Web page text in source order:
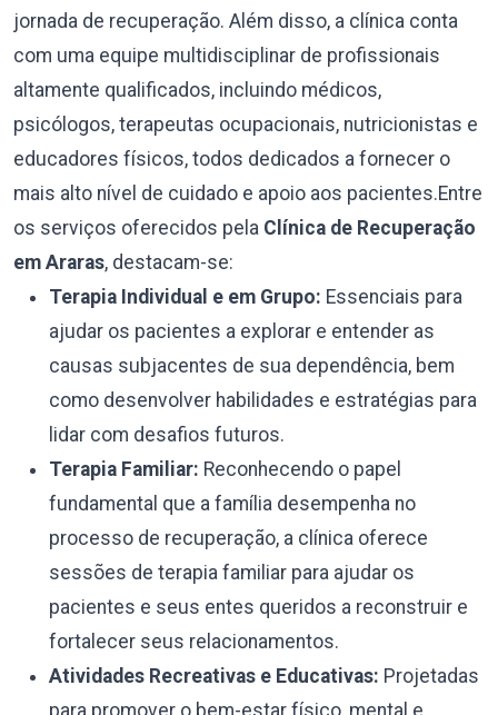
jornada de recuperação. Além disso, a clínica conta
com uma equipe multidisciplinar de profissionais
altamente qualificados, incluindo médicos,
psicólogos, terapeutas ocupacionais, nutricionistas e
educadores físicos, todos dedicados a fornecer o
mais alto nível de cuidado e apoio aos pacientes.Entre
os serviços oferecidos pela Clínica de Recuperação
em Araras, destacam-se:
Terapia Individual e em Grupo: Essenciais para
ajudar os pacientes a explorar e entender as
causas subjacentes de sua dependência, bem
como desenvolver habilidades e estratégias para
lidar com desafios futuros.
Terapia Familiar: Reconhecendo o papel
fundamental que a família desempenha no
processo de recuperação, a clínica oferece
sessões de terapia familiar para ajudar os
pacientes e seus entes queridos a reconstruir e
fortalecer seus relacionamentos.
Atividades Recreativas e Educativas: Projetadas
para promover o bem-estar físico, mental e